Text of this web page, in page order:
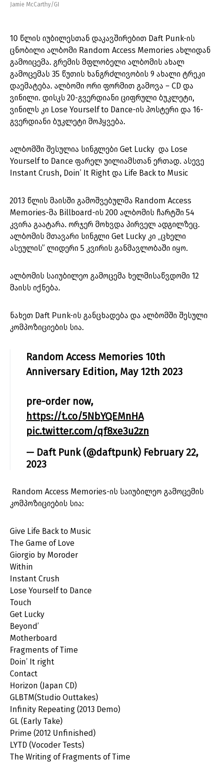
Jamie McCarthy/GI
10 წლის იუბილესთან დაკავშირებით Daft Punk-ის
ცნობილი ალბომი Random Access Memories ახლიდან
გამოიცემა. გრემის მფლობელი ალბომის ახალ
გამოცემას 35 წუთის ხანგრძლივობის 9 ახალი ტრეკი
დაემატება. ალბომი ორი ფორმით გამოვა – CD და
ვინილი. დისკს 20-გვერდიანი ციფრული ბუკლეტი,
ვინილს კი Lose Yourself to Dance-ის პოსტერი და 16-
გვერდიანი ბუკლეტი მოჰყვება.
ალბომში შესულია სინგლები Get Lucky და Lose
Yourself to Dance ფარელ უილიამსთან ერთად. ასევე
Instant Crush, Doin’ It Right და Life Back to Music
2013 წლის მაისში გამოშვებულმა Random Access
Memories-მა Billboard-ის 200 ალბომის ჩარტში 54
კვირა გაატარა. ორჯერ მოხვდა პირველ ადგილზეც.
ალბომის მთავარი სინგლი Get Lucky კი „ცხელი
ასეულის” ლიდერი 5 კვირის განმავლობაში იყო.
ალბომის საიუბილეო გამოცემა ხელმისაწვდომი 12
მაისს იქნება.
ნახეთ Daft Punk-ის განცხადება და ალბომში შესული
კომპოზიციების სია.
Random Access Memories 10th
Anniversary Edition, May 12th 2023
pre-order now,
https://t.co/5NbYQEMnHA
pic.twitter.com/qf8xe3u2zn
— Daft Punk (@daftpunk) February 22,
2023
Random Access Memories-ის საიუბილეო გამოცემის
კომპოზიციების სია:
Give Life Back to Music
The Game of Love
Giorgio by Moroder
Within
Instant Crush
Lose Yourself to Dance
Touch
Get Lucky
Beyond’
Motherboard
Fragments of Time
Doin’ It right
Contact
Horizon (Japan CD)
GLBTM(Studio Outtakes)
Infinity Repeating (2013 Demo)
GL (Early Take)
Prime (2012 Unfinished)
LYTD (Vocoder Tests)
The Writing of Fragments of Time